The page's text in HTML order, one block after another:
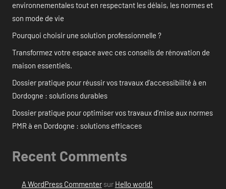
environnementales tout en respectant les délais, les normes et
son mode de vie
Pourquoi choisir une solution professionnelle ?
Transformez votre espace avec ces conseils de rénovation de
maison essentiels.
Dossier pratique pour réussir vos travaux d’accessibilité à en
Dordogne : solutions durables
Dossier pratique pour optimiser vos travaux d’mise aux normes
PMR à en Dordogne : solutions efficaces
Recent Comments
A WordPress Commentersur Hello world!